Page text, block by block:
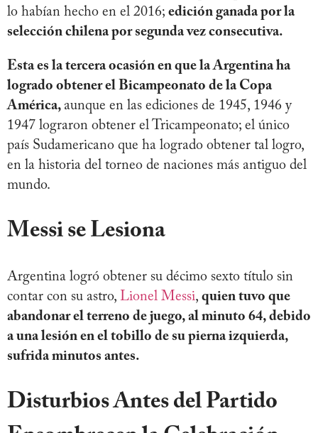
lo habían hecho en el 2016; edición ganada por la
selección chilena por segunda vez consecutiva.
Esta es la tercera ocasión en que la Argentina ha
logrado obtener el Bicampeonato de la Copa
América, aunque en las ediciones de 1945, 1946 y
1947 lograron obtener el Tricampeonato; el único
país Sudamericano que ha logrado obtener tal logro,
en la historia del torneo de naciones más antiguo del
mundo.
Messi se Lesiona
Argentina logró obtener su décimo sexto título sin
contar con su astro, Lionel Messi, quien tuvo que
abandonar el terreno de juego, al minuto 64, debido
a una lesión en el tobillo de su pierna izquierda,
sufrida minutos antes.
Disturbios Antes del Partido